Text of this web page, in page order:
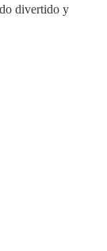
divertido y